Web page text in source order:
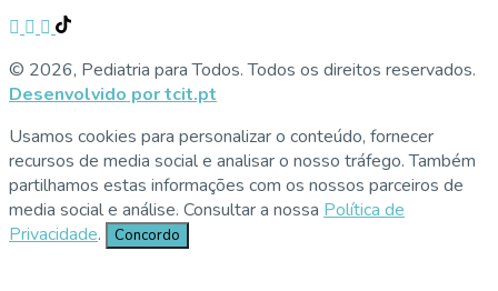
© 2026, Pediatria para Todos. Todos os direitos reservados.
Desenvolvido por tcit.pt
Usamos cookies para personalizar o conteúdo, fornecer
recursos de media social e analisar o nosso tráfego. Também
partilhamos estas informações com os nossos parceiros de
media social e análise. Consultar a nossa Política de
Privacidade. Concordo